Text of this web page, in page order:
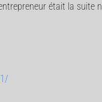
était la suite